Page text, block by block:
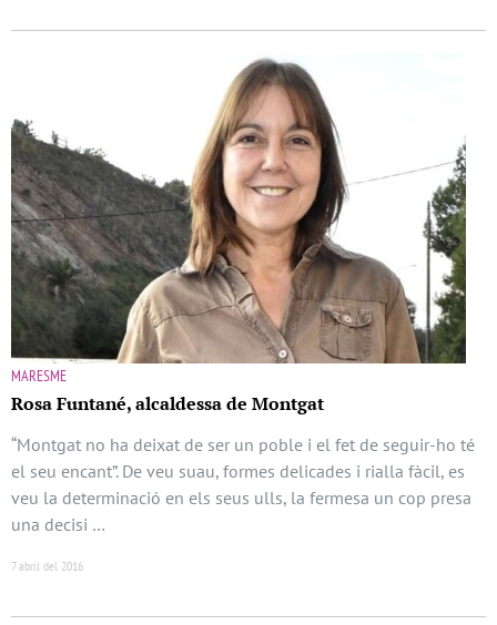
MARESME
Rosa Funtané, alcaldessa de Montgat
“Montgat no ha deixat de ser un poble i el fet de seguir-ho té
el seu encant”. De veu suau, formes delicades i rialla fàcil, es
veu la determinació en els seus ulls, la fermesa un cop presa
una decisi …
7 abril del 2016